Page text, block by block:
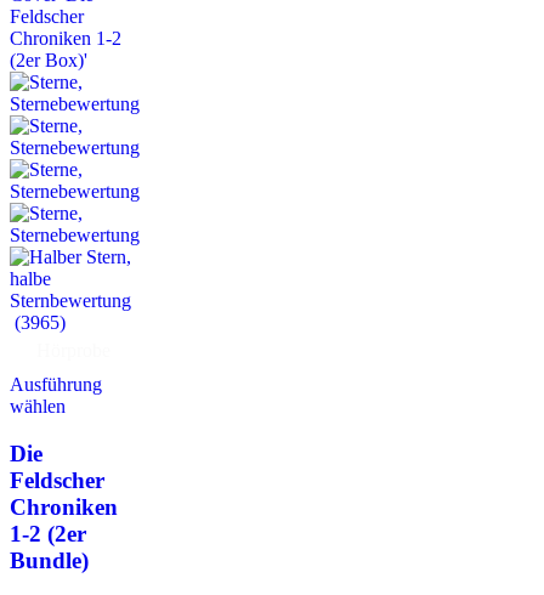
(3965)
Ausführung
wählen
Die
Feldscher
Chroniken
1-2 (2er
Bundle)